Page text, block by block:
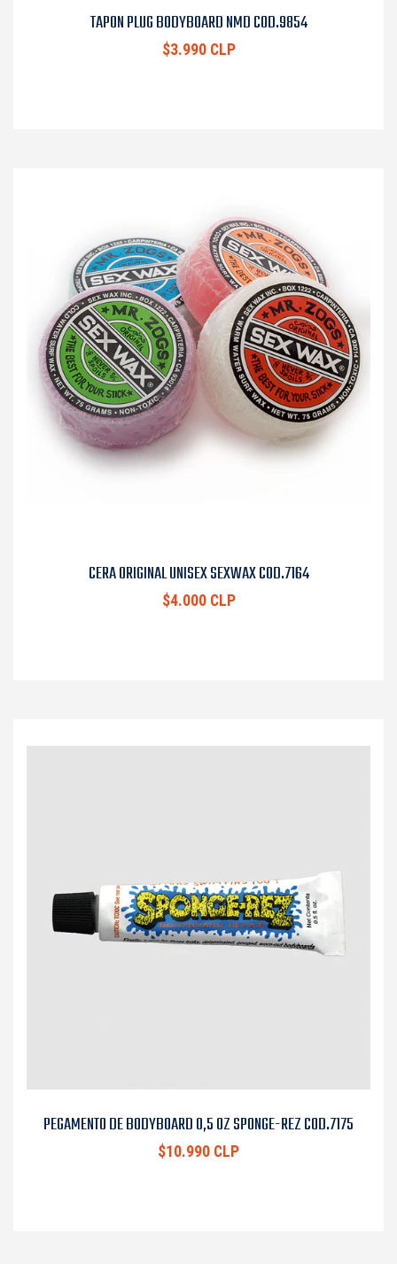
TAPON PLUG BODYBOARD NMD COD.9854
$3.990 CLP
CERA ORIGINAL UNISEX SEXWAX COD.7164
$4.000 CLP
PEGAMENTO DE BODYBOARD 0,5 OZ SPONGE-REZ COD.7175
$10.990 CLP